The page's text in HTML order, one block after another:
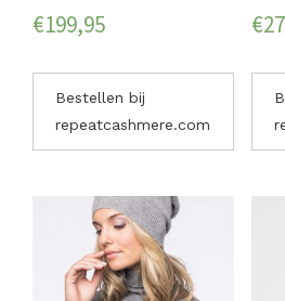
€199,95
Bestellen bij
repeatcashmere.com
€